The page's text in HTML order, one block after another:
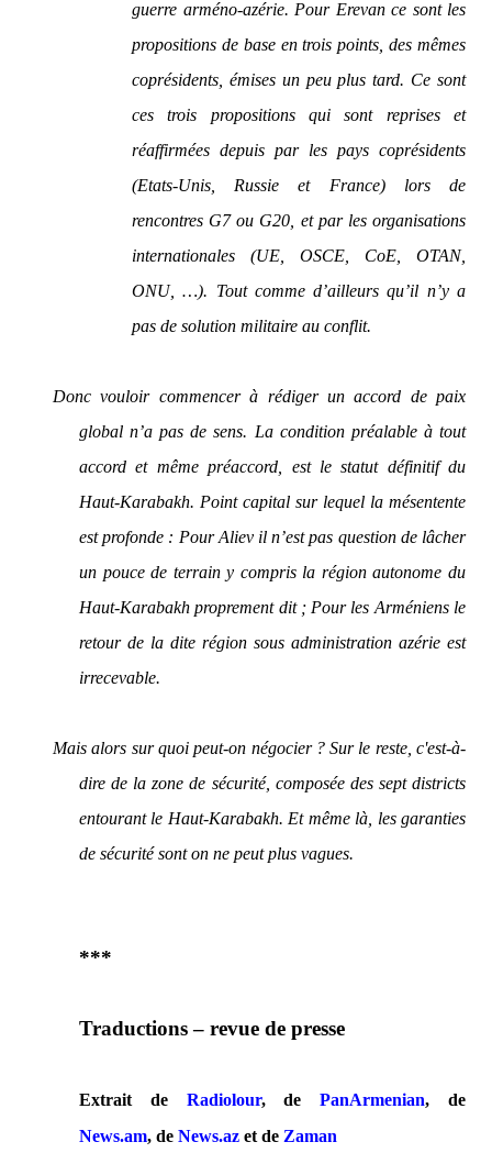
guerre arméno-azérie. Pour Erevan ce sont les
propositions de base en trois points, des mêmes
coprésidents, émises un peu plus tard. Ce sont
ces trois propositions qui sont reprises et
réaffirmées depuis par les pays coprésidents
(Etats-Unis, Russie et France) lors de
rencontres G7 ou G20, et par les organisations
internationales (UE, OSCE, CoE, OTAN,
ONU, …). Tout comme d’ailleurs qu’il n’y a
pas de solution militaire au conflit.
Donc vouloir commencer à rédiger un accord de paix
global n’a pas de sens. La condition préalable à tout
accord et même préaccord, est le statut définitif du
Haut-Karabakh. Point capital sur lequel la mésentente
est profonde : Pour Aliev il n’est pas question de lâcher
un pouce de terrain y compris la région autonome du
Haut-Karabakh proprement dit ; Pour les Arméniens le
retour de la dite région sous administration azérie est
irrecevable.
Mais alors sur quoi peut-on négocier ? Sur le reste, c'est-à-
dire de la zone de sécurité, composée des sept districts
entourant le Haut-Karabakh. Et même là, les garanties
de sécurité sont on ne peut plus vagues.
***
Traductions – revue de presse
Extrait de Radiolour, dePanArmenian, de
News.am, de News.az et de Zaman